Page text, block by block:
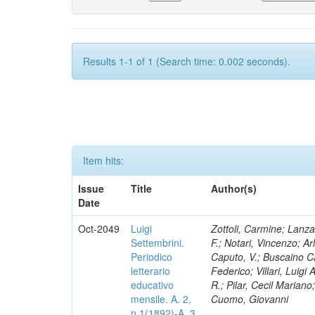
Results 1-1 of 1 (Search time: 0.002 seconds).
Item hits:
Issue
Date
Title Author(s)
Oct-2049
Luigi
Settembrini.
Periodico
letterario
educativo
mensile. A. 2,
Zottoli, Carmine;
F.; Notari, Vincenzo;
Caputo, V.; Buscaino
Federico; Villari, Luigi
R.; Pilar, Cecil
Cuomo, Giovanni